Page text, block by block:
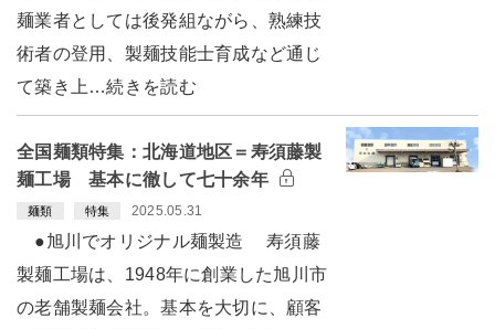
麺業者としては後発組ながら、熟練技
術者の登用、製麺技能士育成など通じ
て築き上…続きを読む
全国麺類特集：北海道地区＝寿須藤製
麺工場 基本に徹して七十余年
麺類 特集 2025.05.31
●旭川でオリジナル麺製造 寿須藤
製麺工場は、1948年に創業した旭川市
の老舗製麺会社。基本を大切に、顧客